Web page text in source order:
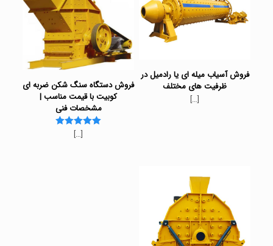
فروش آسیاب میله ای یا رادمیل در
ظرفیت های مختلف
[…]
فروش دستگاه سنگ شکن ضربه ای
کوبیت با قیمت مناسب |
مشخصات فنی
Rated
[…]